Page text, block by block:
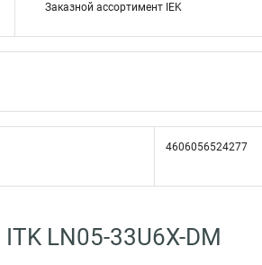
Заказной ассортимент IEK
4606056524277
LN05-33U6X-DM